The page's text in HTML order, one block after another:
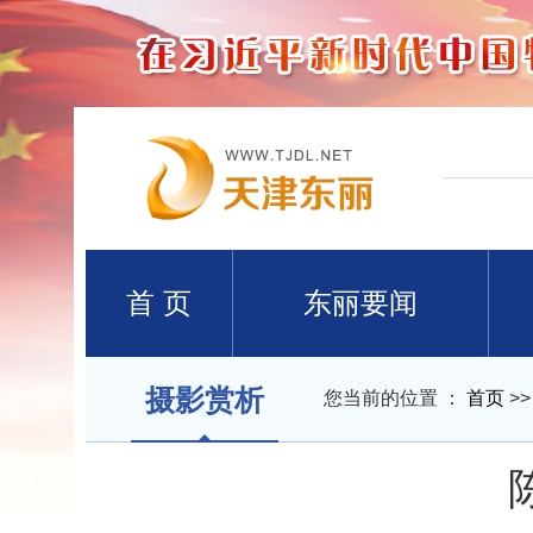
首 页 东丽要闻
摄影赏析 您当前的位置 ： 首页